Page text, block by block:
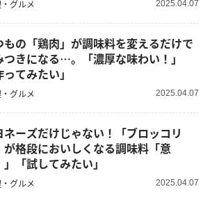
グルメ 2025.04.07
もの「鶏肉」が調味料を変えるだけで
つきになる…。「濃厚な味わい！」
ってみたい」
グルメ 2025.04.07
ネーズだけじゃない！「ブロッコリ
が格段においしくなる調味料「意
「試してみたい」
グルメ 2025.04.07